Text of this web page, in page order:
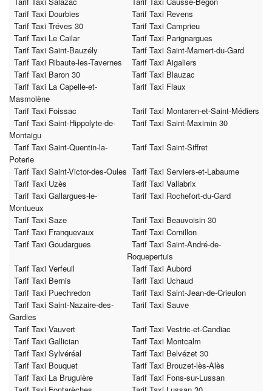
Tarif Taxi Dourbies
Tarif Taxi Revens
Tarif Taxi Tréves 30
Tarif Taxi Camprieu
Tarif Taxi Le Cailar
Tarif Taxi Parignargues
Tarif Taxi Saint-Bauzély
Tarif Taxi Saint-Mamert-du-Gard
Tarif Taxi Ribaute-les-Tavernes
Tarif Taxi Aigaliers
Tarif Taxi Baron 30
Tarif Taxi Blauzac
Tarif Taxi La Capelle-et-
Masmolène
Tarif Taxi Flaux
Tarif Taxi Foissac
Tarif Taxi Montaren-et-Saint-Médiers
Tarif Taxi Saint-Hippolyte-de-
Montaigu
Tarif Taxi Saint-Maximin 30
Tarif Taxi Saint-Quentin-la-
Poterie
Tarif Taxi Saint-Siffret
Tarif Taxi Saint-Victor-des-Oules Tarif Taxi Serviers-et-Labaume
Tarif Taxi Uzès
Tarif Taxi Vallabrix
Tarif Taxi Gallargues-le-
Montueux
Tarif Taxi Rochefort-du-Gard
Tarif Taxi Saze
Tarif Taxi Beauvoisin 30
Tarif Taxi Franquevaux
Tarif Taxi Cornillon
Tarif Taxi Goudargues
Tarif Taxi Saint-André-de-
Roquepertuis
Tarif Taxi Verfeuil
Tarif Taxi Aubord
Tarif Taxi Bernis
Tarif Taxi Uchaud
Tarif Taxi Puechredon
Tarif Taxi Saint-Jean-de-Crieulon
Tarif Taxi Saint-Nazaire-des-
Gardies
Tarif Taxi Sauve
Tarif Taxi Vauvert
Tarif Taxi Vestric-et-Candiac
Tarif Taxi Gallician
Tarif Taxi Montcalm
Tarif Taxi Sylvéréal
Tarif Taxi Belvézet 30
Tarif Taxi Bouquet
Tarif Taxi Brouzet-lès-Alès
Tarif Taxi La Bruguière
Tarif Taxi Fons-sur-Lussan